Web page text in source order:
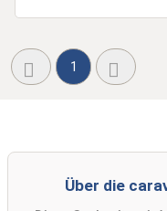
1
Über die